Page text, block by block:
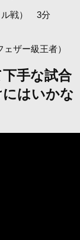
ル戦） 3分
ザー級王者）
手な試合
はいかな